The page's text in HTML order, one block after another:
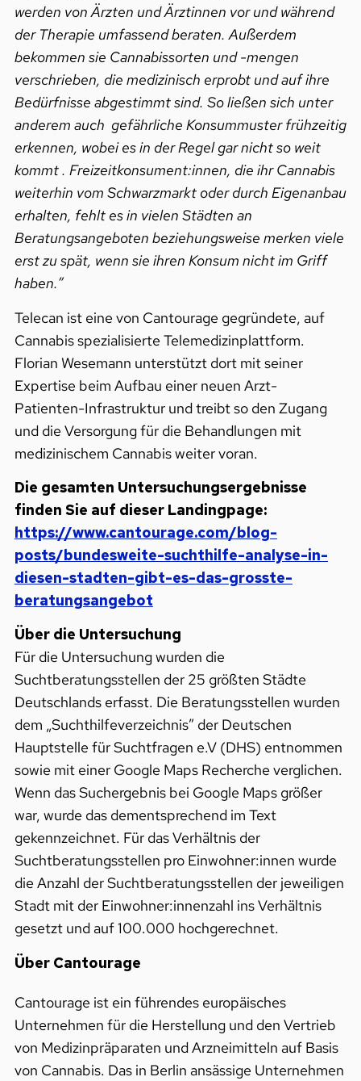
werden von Ärzten und Ärztinnen vor und während
der Therapie umfassend beraten. Außerdem
bekommen sie Cannabissorten und -mengen
verschrieben, die medizinisch erprobt und auf ihre
Bedürfnisse abgestimmt sind. So ließen sich unter
anderem auch gefährliche Konsummuster frühzeitig
erkennen, wobei es in der Regel gar nicht so weit
kommt . Freizeitkonsument:innen, die ihr Cannabis
weiterhin vom Schwarzmarkt oder durch Eigenanbau
erhalten, fehlt es in vielen Städten an
Beratungsangeboten beziehungsweise merken viele
erst zu spät, wenn sie ihren Konsum nicht im Griff
haben.”
Telecan ist eine von Cantourage gegründete, auf
Cannabis spezialisierte Telemedizinplattform.
Florian Wesemann unterstützt dort mit seiner
Expertise beim Aufbau einer neuen Arzt-
Patienten-Infrastruktur und treibt so den Zugang
und die Versorgung für die Behandlungen mit
medizinischem Cannabis weiter voran.
Die gesamten Untersuchungsergebnisse
finden Sie auf dieser Landingpage:
https://www.cantourage.com/blog-
posts/bundesweite-suchthilfe-analyse-in-
diesen-stadten-gibt-es-das-grosste-
beratungsangebot
Über die Untersuchung
Für die Untersuchung wurden die
Suchtberatungsstellen der 25 größten Städte
Deutschlands erfasst. Die Beratungsstellen wurden
dem „Suchthilfeverzeichnis” der Deutschen
Hauptstelle für Suchtfragen e.V (DHS) entnommen
sowie mit einer Google Maps Recherche verglichen.
Wenn das Suchergebnis bei Google Maps größer
war, wurde das dementsprechend im Text
gekennzeichnet. Für das Verhältnis der
Suchtberatungsstellen pro Einwohner:innen wurde
die Anzahl der Suchtberatungsstellen der jeweiligen
Stadt mit der Einwohner:innenzahl ins Verhältnis
gesetzt und auf 100.000 hochgerechnet.
Über Cantourage
Cantourage ist ein führendes europäisches
Unternehmen für die Herstellung und den Vertrieb
von Medizinpräparaten und Arzneimitteln auf Basis
von Cannabis. Das in Berlin ansässige Unternehmen